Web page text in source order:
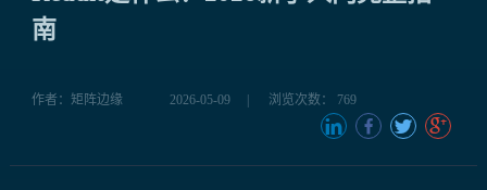
南
作者：矩阵边缘 2026-05-09 浏览次数： 769